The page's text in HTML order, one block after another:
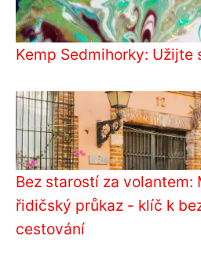
Kemp Sedmihorky: Užijte
Bez starostí za volantem:
řidičský průkaz - klíč k
cestování